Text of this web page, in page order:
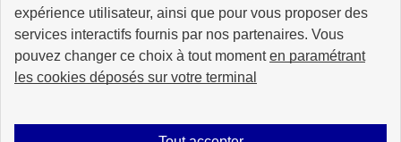
expérience utilisateur, ainsi que pour vous proposer des
services interactifs fournis par nos partenaires. Vous
pouvez changer ce choix à tout momenten paramétrant
les cookies déposés sur votre terminal
info.gouv.fr service-public.fr